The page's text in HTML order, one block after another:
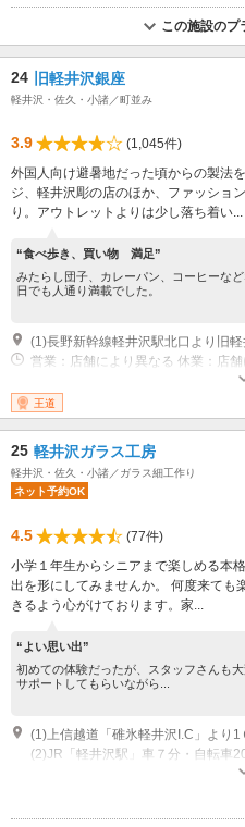
この施設のプ
24 旧軽井沢銀座
軽井沢・佐久・小諸／町並み
3.9
(1,045件)
外国人向け避暑地だった頃からの製法
ジ、軽井沢彫の店のほか、ファッショ
り。アウトレットよりは少し落ち着い...
“食べ歩き、買い物 満足”
みたらし団子、カレーパン、コーヒーな
日でも人通り満載でした。
(1)長野新幹線軽井沢駅北口より旧
営業：店舗により異なる 休業：店
王道
25 軽井沢ガラス工房
軽井沢・佐久・小諸／ガラス細工作り
ネット予約OK
4.5
(77件)
小学１年生からシニアまで楽しめる本
出を形にしてみませんか。 何度来ても
きるよう心がけております。家...
“よい思い出”
初めての体験だったが、スタッフさんも
サポートしてもらいながら...
(1)上信越道「碓氷軽井沢I.C」より1
営業時間：10:00～18:00 不定休